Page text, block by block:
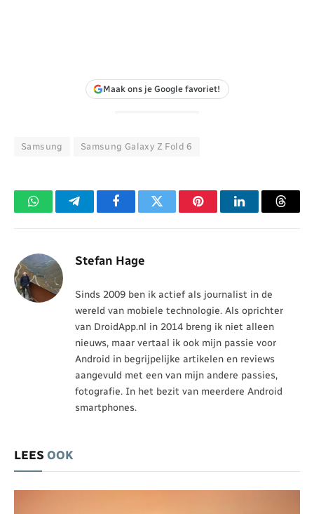
Maak ons je Google favoriet!
Samsung Samsung Galaxy Z Fold 6
WhatsAppTelegramFacebookTwitter PinterestLinkedIn
Stefan Hage
Sinds 2009 ben ik actief als journalist in de
wereld van mobiele technologie. Als oprichter
van DroidApp.nl in 2014 breng ik niet alleen
nieuws, maar vertaal ik ook mijn passie voor
Android in begrijpelijke artikelen en reviews
aangevuld met een van mijn andere passies,
fotografie. In het bezit van meerdere Android
smartphones.
LEES OOK